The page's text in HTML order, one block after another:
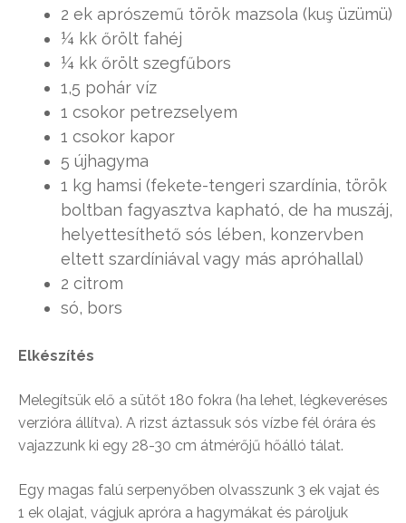
2 ek aprószemű török mazsola (kuş üzümü)
¼ kk őrölt fahéj
¼ kk őrölt szegfűbors
1,5 pohár víz
1 csokor petrezselyem
1 csokor kapor
5 újhagyma
1 kg hamsi (fekete-tengeri szardínia, török
boltban fagyasztva kapható, de ha muszáj,
helyettesíthető sós lében, konzervben
eltett szardíniával vagy más apróhallal)
2 citrom
só, bors
Elkészítés
Melegítsük elő a sütőt 180 fokra (ha lehet, légkeveréses
verzióra állítva). A rizst áztassuk sós vízbe fél órára és
vajazzunk ki egy 28-30 cm átmérőjű hőálló tálat.
Egy magas falú serpenyőben olvasszunk 3 ek vajat és
1 ek olajat, vágjuk apróra a hagymákat és pároljuk